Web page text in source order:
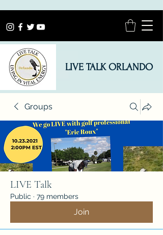
LIVE TALK ORLANDO
Groups
LIVE Talk
Public · 79 members
Join